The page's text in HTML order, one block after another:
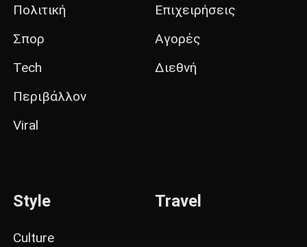
Πολιτική
Σπορ
Tech
Περιβάλλον
Viral
Επιχειρήσεις
Αγορές
Διεθνή
Style
Culture
Travel